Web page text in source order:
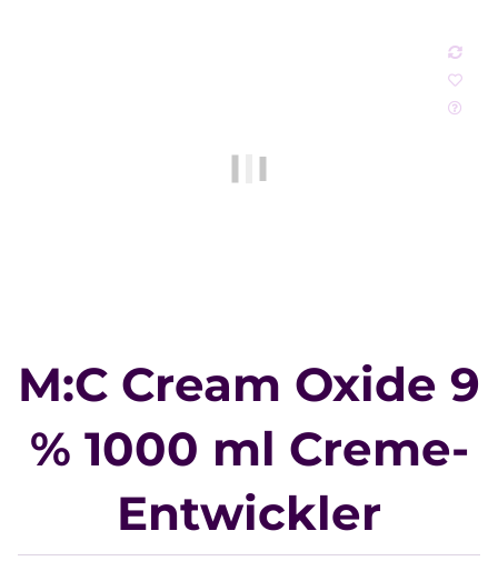
M:C Cream Oxide 9
% 1000 ml Creme-
Entwickler